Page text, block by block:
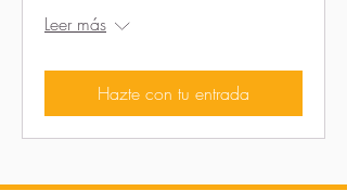
Leer más
Hazte con tu entrada